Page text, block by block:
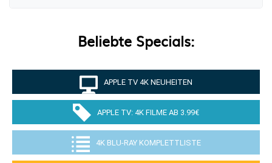
Beliebte Specials:
APPLE TV 4K NEUHEITEN
APPLE TV: 4K FILME AB 3.99€
4K BLU-RAY KOMPLETTLISTE